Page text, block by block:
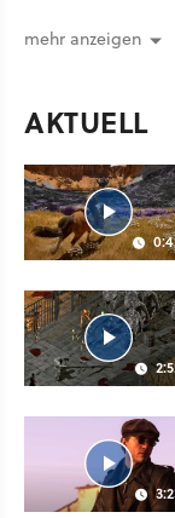
mehr anzeigen
AKTUELL